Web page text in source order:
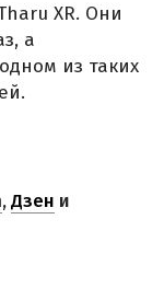
XR. Они
а
из таких
,Дзен и